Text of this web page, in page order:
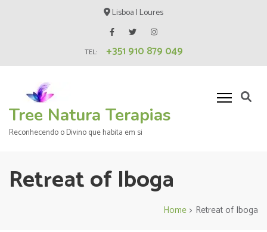
Enter)
Lisboa | Loures
TEL: +351 910 879 049
Tree Natura Terapias
Reconhecendo o Divino que habita em si
Retreat of Iboga
Home > Retreat of Iboga